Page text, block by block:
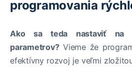
programovania
Ako sa teda nastaviť na
parametrov?Vieme že
efektívny rozvoj je veľmi